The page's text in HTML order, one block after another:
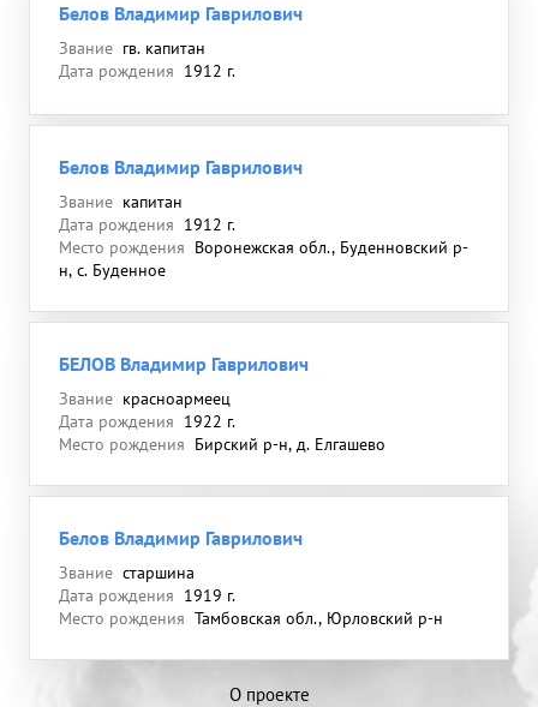
Белов Владимир Гаврилович
Звание гв. капитан
Дата рождения 1912 г.
Белов Владимир Гаврилович
Звание капитан
Дата рождения 1912 г.
Место рождения Воронежская обл., Буденновский р-
н, с. Буденное
БЕЛОВ Владимир Гаврилович
Звание красноармеец
Дата рождения 1922 г.
Место рождения Бирский р-н, д. Елгашево
Белов Владимир Гаврилович
Звание старшина
Дата рождения 1919 г.
Место рождения Тамбовская обл., Юрловский р-н
О проекте